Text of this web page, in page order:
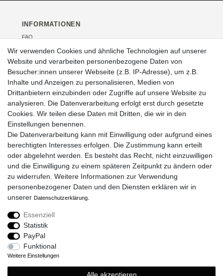
INFORMATIONEN
FAQ
Kontakt
Über uns
Veranstaltungen
RECHTLICHES
AGB
Impressum
Widerrufsrecht
Datenschutz
SOCIAL MEDIA
Wir verwenden Cookies und ähnliche Technologien auf unserer
Website und verarbeiten personenbezogene Daten von
Besucher:innen unserer Webseite (z.B. IP-Adresse), um z.B.
Inhalte und Anzeigen zu personalisieren, Medien von
Drittanbietern einzubinden oder Zugriffe auf unsere Website zu
analysieren. Die Datenverarbeitung erfolgt erst durch gesetzte
Cookies. Wir teilen diese Daten mit Dritten, die wir in den
Einstellungen benennen.
Die Datenverarbeitung kann mit Einwilligung oder aufgrund eines
berechtigten Interesses erfolgen. Die Zustimmung kann erteilt
oder abgelehnt werden. Es besteht das Recht, nicht einzuwilligen
und die Einwilligung zu einem späteren Zeitpunkt zu ändern oder
zu widerrufen. Weitere Informationen zur Verwendung
personenbezogener Daten und den Diensten erklären wir in
unserer Daten­schutz­erklärung
Essenziell
Statistik
PayPal
Funktional
Weitere Einstellungen